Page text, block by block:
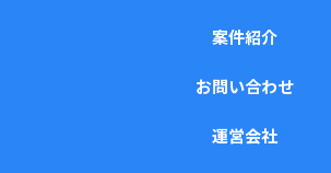
案件紹介
お問い合わせ
運営会社